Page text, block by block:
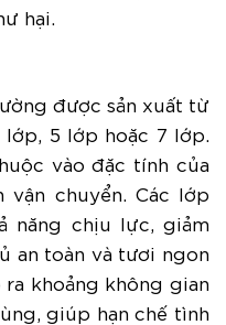
hại.
được sản xuất từ
5 lớp hoặc 7 lớp.
vào đặc tính của
chuyển. Các lớp
năng chịu lực, giảm
an toàn và tươi ngon
khoảng không gian
giúp hạn chế tình